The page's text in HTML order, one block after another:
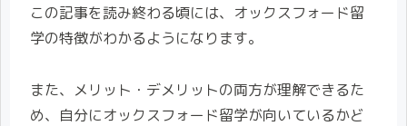
この記事を読み終わる頃には、オックスフォード留
学の特徴がわかるようになります。
また、メリット・デメリットの両方が理解できるた
め、自分にオックスフォード留学が向いているかど